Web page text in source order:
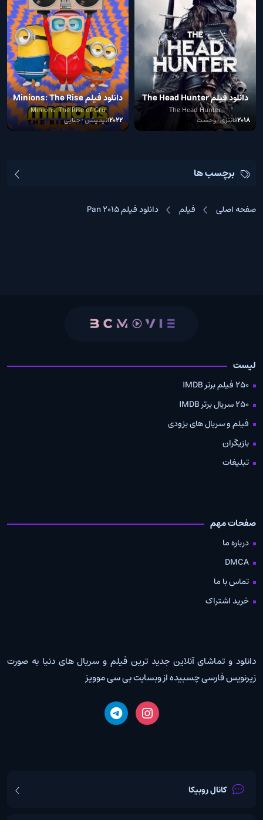
دانلود فیلم The Head Hunter
2018
The Head Hunter
2018فانتزی • وحشت
دانلود فیلم Minions: The Rise
of Gru 2022
Minions: The Rise of Gru
2022انیمیشن • جنایی
برچسب ها
صفحه اصلی فیلم دانلود فیلم Pan 2015
لیست
250 فیلم برتر IMDB
250 سریال برتر IMDB
فیلم و سریال های بزودی
بازیگران
تبلیغات
صفحات مهم
درباره ما
DMCA
تماس با ما
خرید اشتراک
دانلود و تماشای آنلاین جدید ترین فیلم و سریال های دنیا به صورت
زیرنویس فارسی چسبیده از وبسایت بی سی موویز
کانال روبیکا